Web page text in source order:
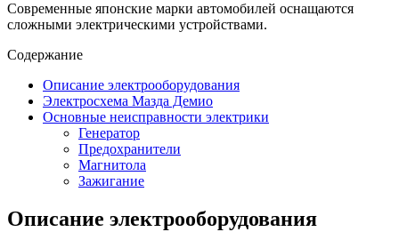
Современные японские марки автомобилей оснащаются
сложными электрическими устройствами.
Содержание
Описание электрооборудования
Электросхема Мазда Демио
Основные неисправности электрики
Генератор
Предохранители
Магнитола
Зажигание
Описание электрооборудования